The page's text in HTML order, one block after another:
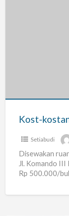
Karet
Setiabudi
Disewakan
Jl. Komando
Rp 500.000/